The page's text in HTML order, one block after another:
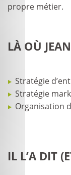
propre métier.
LÀ OÙ
Stratégie
Stratégie
Organisation
IL L’A DIT